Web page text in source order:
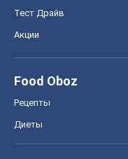
Тест Драйв
Акции
Food Oboz
Рецепты
Диеты